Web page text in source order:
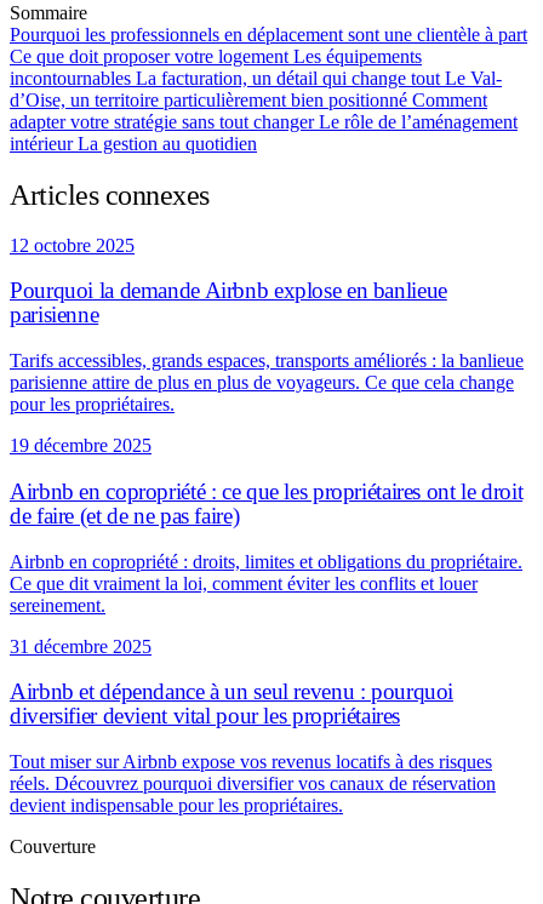
Sommaire
Pourquoi les professionnels en déplacement sont une clientèle à part
Ce que doit proposer votre logement Les équipements
incontournables La facturation, un détail qui change tout Le Val-
d’Oise, un territoire particulièrement bien positionné Comment
adapter votre stratégie sans tout changerLe rôle de l’aménagement
intérieurLa gestion au quotidien
Articles connexes
12 octobre 2025
Pourquoi la demande Airbnb explose en banlieue
parisienne
Tarifs accessibles, grands espaces, transports améliorés : la banlieue
parisienne attire de plus en plus de voyageurs. Ce que cela change
pour les propriétaires.
19 décembre 2025
Airbnb en copropriété : ce que les propriétaires ont le droit
de faire (et de ne pas faire)
Airbnb en copropriété : droits, limites et obligations du propriétaire.
Ce que dit vraiment la loi, comment éviter les conflits et louer
sereinement.
31 décembre 2025
Airbnb et dépendance à un seul revenu : pourquoi
diversifier devient vital pour les propriétaires
Tout miser sur Airbnb expose vos revenus locatifs à des risques
réels. Découvrez pourquoi diversifier vos canaux de réservation
devient indispensable pour les propriétaires.
Couverture